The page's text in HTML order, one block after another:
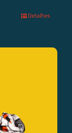
Detalhes